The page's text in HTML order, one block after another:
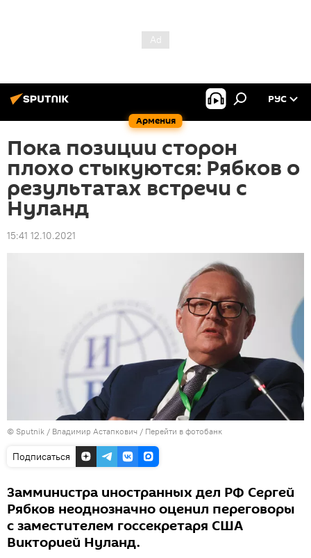
Армения
РУС
Пока позиции сторон
плохо стыкуются: Рябков о
результатах встречи с
Нуланд
15:41 12.10.2021
© Sputnik / Владимир Астапкович / Перейти в фотобанк
Подписаться
Замминистра иностранных дел РФ Сергей
Рябков неоднозначно оценил переговоры
с заместителем госсекретаря США
Викторией Нуланд.